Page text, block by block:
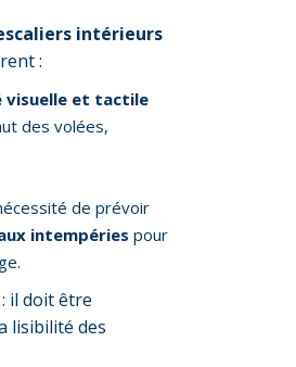
intérieurs
:
visuelle et tactile
des volées,
de prévoir
intempéries pour
il doit être
lisibilité des